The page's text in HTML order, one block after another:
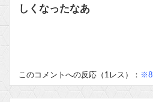
しくなったなあ
このコメントへの反応（1レス）： ※8